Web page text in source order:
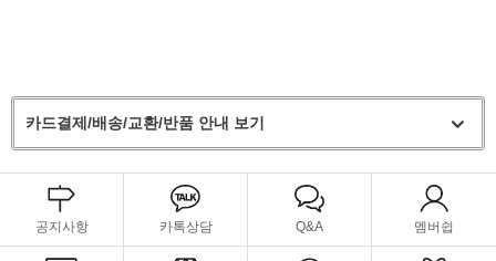
카드결제/배송/교환/반품 안내 보기
공지사항 카톡상담 Q&A 멤버쉽